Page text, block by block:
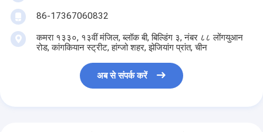
86-17367060832
कमरा १३३०, १३वीं मंजिल, ब्लॉक बी, बिल्डिंग ३, नंबर ८८ लोंगयुआन
रोड, कांगकियान स्ट्रीट, हांग्जो शहर, झेजियांग प्रांत, चीन
अब से संपर्क करें